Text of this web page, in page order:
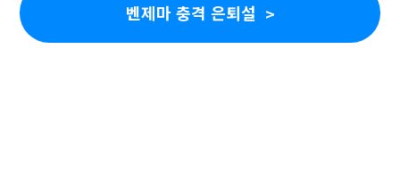
벤제마 충격 은퇴설